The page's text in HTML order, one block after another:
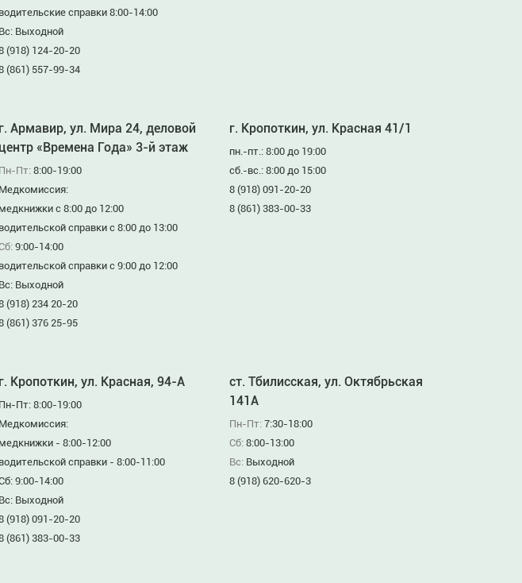
водительские справки 8:00-14:00
Вс: Выходной
(918) 124-20-20
(861) 557-99-34
г. Армавир, ул. Мира 24, деловой
центр «Времена Года» 3-й этаж
Пн-Пт: 8:00-19:00
Медкомиссия:
медкнижки с 8:00 до 12:00
водительской справки с 8:00 до 13:00
9:00-14:00
водительской справки с 9:00 до 12:00
Вс: Выходной
(918) 234 20-20
(861) 376 25-95
г. Кропоткин, ул. Красная 41/1
пн.-пт.: 8:00 до 19:00
сб.-вс.: 8:00 до 15:00
8 (918) 091-20-20
8 (861) 383-00-33
г. Кропоткин, ул. Красная, 94-А
Пн-Пт: 8:00-19:00
Медкомиссия:
медкнижки - 8:00-12:00
водительской справки - 8:00-11:00
9:00-14:00
Вс: Выходной
(918) 091-20-20
(861) 383-00-33
ст. Тбилисская, ул. Октябрьская
141А
Пн-Пт: 7:30-18:00
Сб: 8:00-13:00
Вс: Выходной
8 (918) 620-620-3